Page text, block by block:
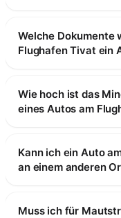
Welche Dokumente
Flughafen Tivat ein
Wie hoch ist das
eines Autos am
Kann ich ein Auto
an einem anderen
Muss ich für